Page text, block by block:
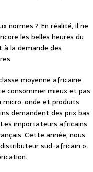
normes ? En réalité, il ne
les belles heures du
la demande des
moyenne africaine
consommer mieux et pas
micro-onde et produits
demandent des prix bas
importateurs africains
Cette année, nous
sud-africain ».